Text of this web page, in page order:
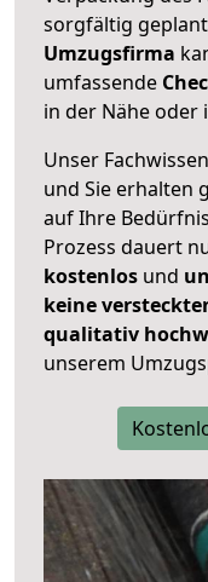
sorgfältig
Umzugsfirma
umfassende
in der Nähe oder
Unser
und Sie erhalten
auf Ihre
Prozess dauert
kostenlos und
keine
qualitativ
unserem